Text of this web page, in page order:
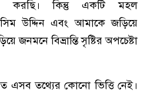
করছি। কিন্তু একটি মহল
উদ্দিন এবং আমাকে জড়িয়ে
জনমনে বিভ্রান্তি সৃষ্টির অপচেষ্টা
এসব তথ্যের কোনো ভিত্তি নেই।